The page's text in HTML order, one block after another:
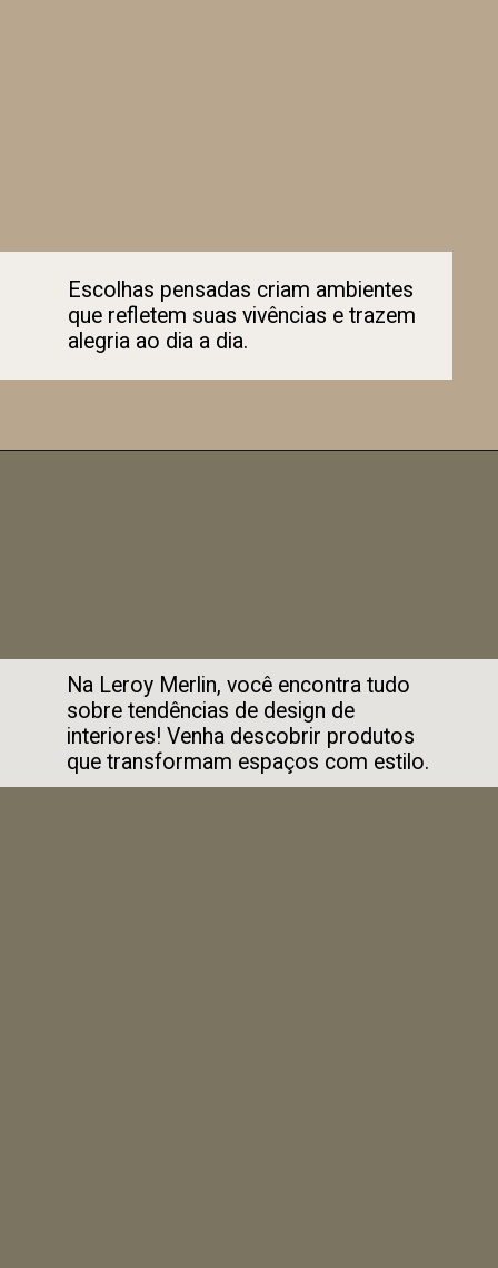
Escolhas pensadas criam ambientes
que refletem suas vivências e trazem
alegria ao dia a dia.
Na Leroy Merlin, você encontra tudo
sobre tendências de design de
interiores! Venha descobrir produtos
que transformam espaços com estilo.